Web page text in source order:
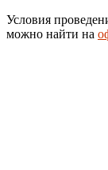
Условия
можно найти на